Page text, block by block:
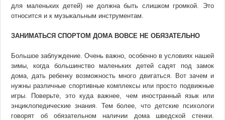
для маленьких детей) не должна быть слишком громкой. Это
относится и к музыкальным инструментам.
ЗАНИМАТЬСЯ СПОРТОМ ДОМА ВОВСЕ НЕ ОБЯЗАТЕЛЬНО
Большое заблуждение. Очень важно, особенно в условиях нашей
зимы, когда большинство маленьких детей садят под замок
дома, дать ребенку возможность много двигаться. Вот зачем и
нужны различные спортивные комплексы или просто подвижные
игры. Поверьте, это куда важнее, чем иностранный язык или
энциклопедические знания. Тем более, что детские психологи
говорят об обязательном наличии дома шведской стенки.